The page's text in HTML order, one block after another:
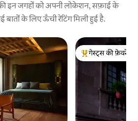
इन जगहों को अपनी लोकेशन, सफ़ाई के
के लिए ऊँची रेटिंग मिली हुई है.
गेस्ट्स का टॉप फ़ेवरेट
गेस्ट्स की फ़ेवरेट